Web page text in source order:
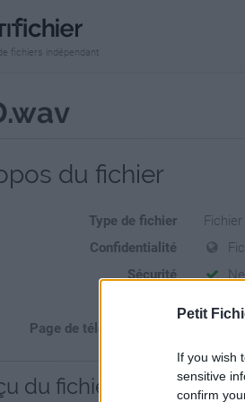
Petit
If you wish
sensitive
confirm
fichiers indépendant
du fichier
Type de fichier
Confidentialité
Sécurité
Page de téléchargement
du fichier